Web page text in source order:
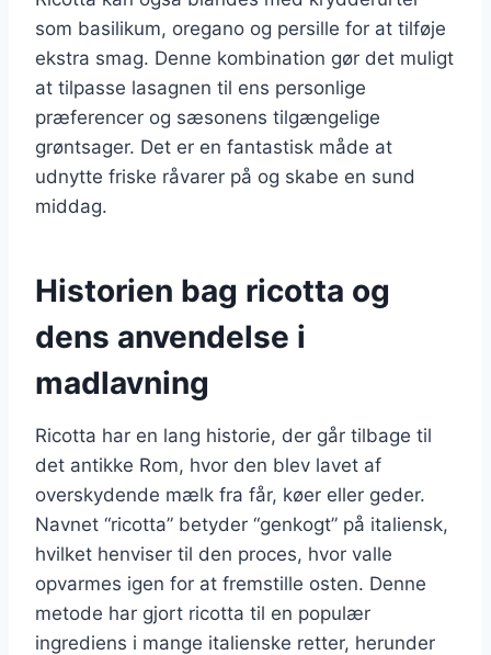
som basilikum, oregano og persille for at tilføje
ekstra smag. Denne kombination gør det muligt
at tilpasse lasagnen til ens personlige
præferencer og sæsonens tilgængelige
grøntsager. Det er en fantastisk måde at
udnytte friske råvarer på og skabe en sund
middag.
Historien bag ricotta og
dens anvendelse i
madlavning
Ricotta har en lang historie, der går tilbage til
det antikke Rom, hvor den blev lavet af
overskydende mælk fra får, køer eller geder.
Navnet “ricotta” betyder “genkogt” på italiensk,
hvilket henviser til den proces, hvor valle
opvarmes igen for at fremstille osten. Denne
metode har gjort ricotta til en populær
ingrediens i mange italienske retter, herunder